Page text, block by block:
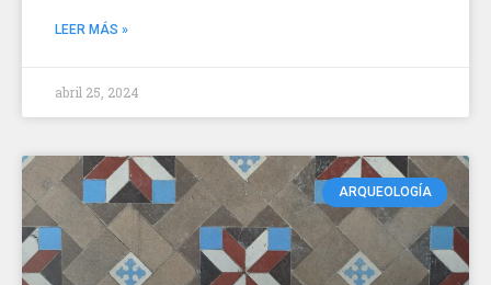
LEER MÁS »
abril 25, 2024
ARQUEOLOGÍA